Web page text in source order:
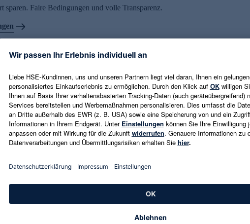
sparen. Faire Bedingungen und volle Transparenz.
€ Gutschein erhalten
abonnieren und aktuelle Trends,
E-Mail erhalten. Als Dankeschön
Eine Abmeldung ist jederzeit in
E-Mail-Adresse eingeben
Es gelten die Datenschutzrichtlinien